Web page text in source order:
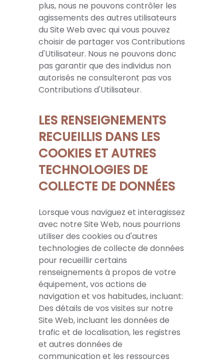
plus, nous ne pouvons contrôler les
agissements des autres utilisateurs
du Site Web avec qui vous pouvez
choisir de partager vos Contributions
d'Utilisateur. Nous ne pouvons donc
pas garantir que des individus non
autorisés ne consulteront pas vos
Contributions d'Utilisateur.
LES RENSEIGNEMENTS
RECUEILLIS DANS LES
COOKIES ET AUTRES
TECHNOLOGIES DE
COLLECTE DE DONNÉES
Lorsque vous naviguez et interagissez
avec notre Site Web, nous pourrions
utiliser des cookies ou d'autres
technologies de collecte de données
pour recueillir certains
renseignements à propos de votre
équipement, vos actions de
navigation et vos habitudes, incluant:
Des détails de vos visites sur notre
Site Web, incluant les données de
trafic et de localisation, les registres
et autres données de
communication et les ressources